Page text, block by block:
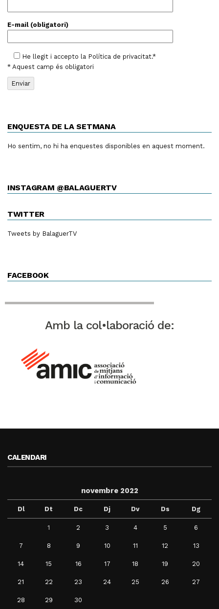
E-mail (obligatori)
He llegit i accepto la Política de privacitat.*
* Aquest camp és obligatori
ENQUESTA DE LA SETMANA
Ho sentim, no hi ha enquestes disponibles en aquest moment.
INSTAGRAM @BALAGUERTV
TWITTER
Tweets by BalaguerTV
FACEBOOK
Amb la col•laboració de:
CALENDARI
novembre 2022
Dl Dt Dc Dj Dv Ds Dg
1 2 3 4 5 6
7 8 9 10 11 12 13
14 15 16 17 18 19 20
21 22 23 24 25 26 27
28 29 30